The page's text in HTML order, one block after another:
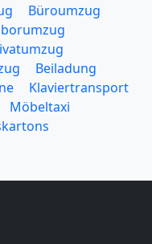
Büroumzug
Beiladung
Klaviertransport
Möbeltaxi